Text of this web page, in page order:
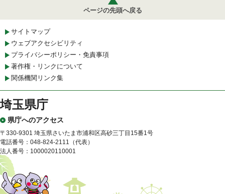
ページの先頭へ戻る
サイトマップ
ウェブアクセシビリティ
プライバシーポリシー・免責事項
著作権・リンクについて
関係機関リンク集
埼玉県庁
県庁へのアクセス
〒330-9301 埼玉県さいたま市浦和区高砂三丁目15番1号
電話番号：048-824-2111（代表）
法人番号：1000020110001